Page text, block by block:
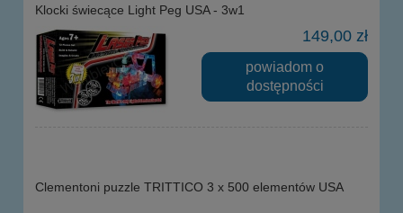
Klocki świecące Light Peg USA - 3w1
149,00 zł
powiadom o
dostępności
Clementoni puzzle TRITTICO 3 x 500 elementów USA